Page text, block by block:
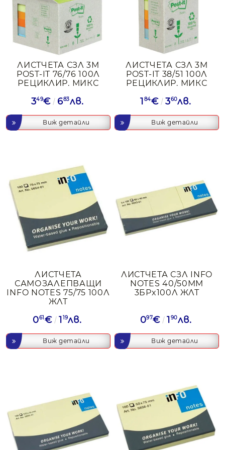
ЛИСТЧЕТА СЗЛ 3М
POST-IT 76/76 100Л
РЕЦИКЛИР. МИКС
349€ 683лв.
Виж детайли
ЛИСТЧЕТА СЗЛ 3М
POST-IT 38/51 100Л
РЕЦИКЛИР. МИКС
1 84€ 360лв.
Виж детайли
ЛИСТЧЕТА
САМОЗАЛЕПВАЩИ
INFO NOTES 75/75 100Л
ЖЛТ
061€ 1 19лв.
Виж детайли
ЛИСТЧЕТА СЗЛ INFO
NOTES 40/50ММ
3БРx100Л ЖЛТ
097€ 1 90лв.
Виж детайли